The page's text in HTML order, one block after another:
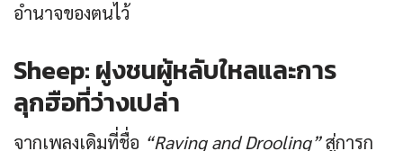
อำนาจของตนไว้
Sheep: ฝูงชนผู้หลับใหลและการ
ลุกฮือที่ว่างเปล่า
จากเพลงเดิมที่ชื่อ “Raving and Drooling”สู่การก